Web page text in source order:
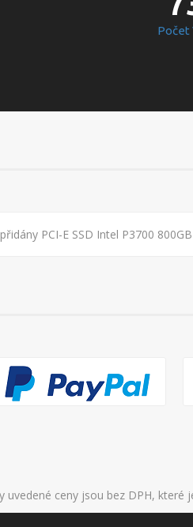
Počet
PCI-E SSD Intel P3700
uvedené ceny jsou bez DPH,